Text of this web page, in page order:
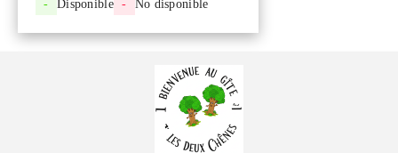
- Disponible - No disponible